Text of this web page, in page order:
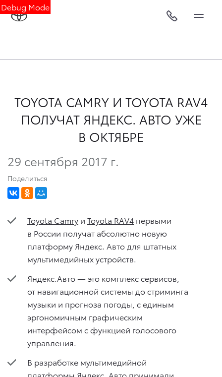
Debug Mode
TOYOTA CAMRY И TOYOTA RAV4
ПОЛУЧАТ ЯНДЕКС. АВТО УЖЕ
В ОКТЯБРЕ
29 сентября 2017 г.
Поделиться
Toyota Camry и Toyota RAV4 первыми
в России получат абсолютно новую
платформу Яндекс. Авто для штатных
мультимедийных устройств.
Яндекс.Авто — это комплекс сервисов,
от навигационной системы до стриминга
музыки и прогноза погоды, с единым
эргономичным графическим
интерфейсом с функцией голосового
управления.
В разработке мультимедийной